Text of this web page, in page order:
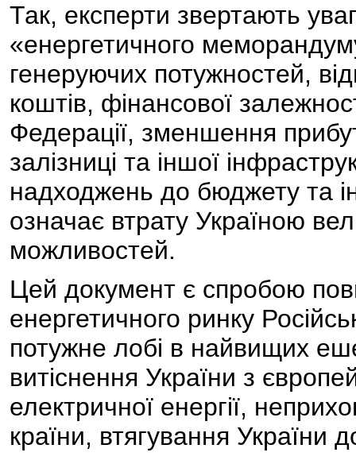
Так, експерти звертають
«енергетичного
генеруючих потужностей,
коштів, фінансової
Федерації, зменшення
залізниці та іншої
надходжень до бюджету та
означає втрату Україною
можливостей.
Цей документ є спробою
енергетичного ринку
потужне лобі в найвищих
витіснення України з
електричної енергії,
країни, втягування України